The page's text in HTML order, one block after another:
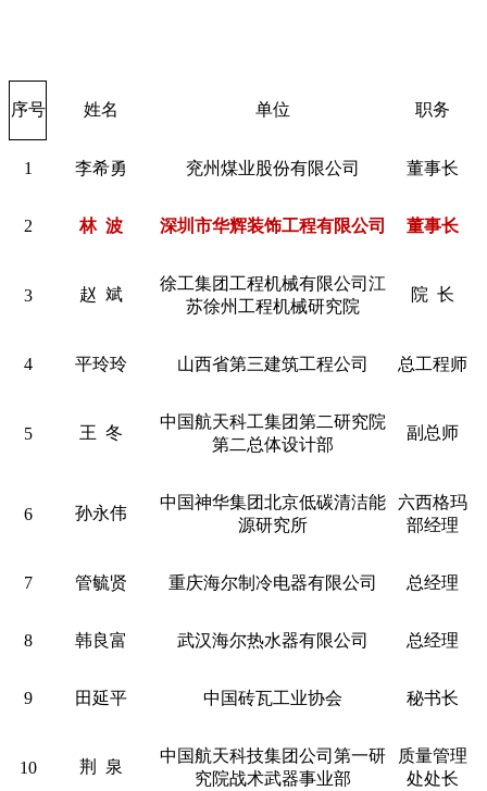
序号 姓名 单位 职务
1 李希勇 兖州煤业股份有限公司 董事长
2 林 波 深圳市华辉装饰工程有限公司 董事长
3 赵 斌
徐工集团工程机械有限公司江
苏徐州工程机械研究院
院 长
4 平玲玲 山西省第三建筑工程公司 总工程师
5 王 冬
中国航天科工集团第二研究院
第二总体设计部
副总师
6 孙永伟
中国神华集团北京低碳清洁能
源研究所
六西格玛
部经理
7 管毓贤 重庆海尔制冷电器有限公司 总经理
8 韩良富 武汉海尔热水器有限公司 总经理
9 田延平 中国砖瓦工业协会 秘书长
10 荆 泉
中国航天科技集团公司第一研
究院战术武器事业部
质量管理
处处长